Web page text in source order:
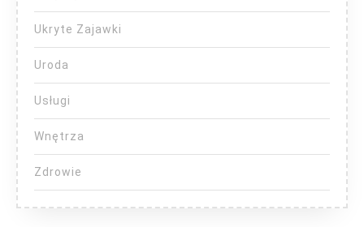
Ukryte Zajawki
Uroda
Usługi
Wnętrza
Zdrowie